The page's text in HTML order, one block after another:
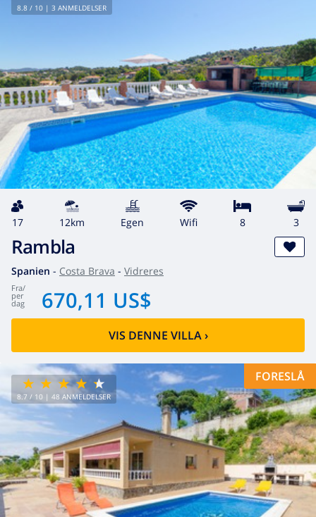
8.8 / 10 | 3 ANMELDELSER
17 12km egen wifi 8 3
Rambla
Spanien - Costa Brava - Vidreres
fra/
per
dag 670,11 US$
VIS DENNE VILLA›
8.7 / 10 | 48 ANMELDELSER
FORESLÅ